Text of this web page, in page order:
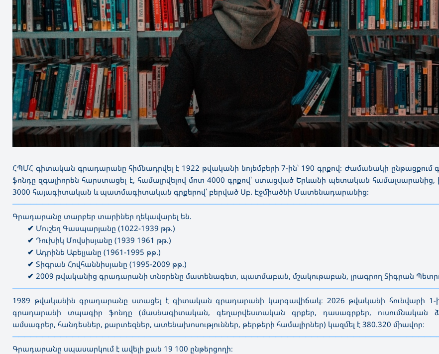
ՀՊՄՀ գիտական գրադարանը հիմնադրվել է 1922 թվականի նոյեմբերի 7-ին՝ 190 գրքով։ Ժամանակի
ֆոնդը զգալիորեն հարստացել է, համալրվելով մոտ 4000 գրքով՝ ստացված Երևանի պետական համալսարանից,
3000 հայագիտական և պատմագիտական գրքերով՝ բերված Սբ. Էջմիածնի Մատենադարանից։
Գրադարանը տարբեր տարիներ ղեկավարել են.
✔ Մուշեղ Գասպարյանը (1022-1939 թթ.)
✔ Դուխիկ Մովսիսյանը (1939 1961 թթ.)
✔ Ադրինե Աբելյանը (1961-1995 թթ.)
✔ Տիգրան Հովհաննիսյանը (1995-2009 թթ.)
✔ 2009 թվականից գրադարանի տնօրենը մատենագետ, պատմաբան, մշակութաբան, լրագրող Տիգրան
1989 թվականին գրադարանը ստացել է գիտական գրադարանի կարգավիճակ։ 2026 թվականի հունվարի 1-ի
գրադարանի տպագիր ֆոնդը (մասնագիտական, գեղարվեստական գրքեր, դասագրքեր, ուսումնական
ամսագրեր, հանդեսներ, քարտեզներ, ատենախոսություններ, թերթերի համալիրներ) կազմել է 380.320 միավոր։
Գրադարանը սպասարկում է ավելի քան 19 100 ընթերցողի։